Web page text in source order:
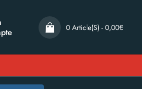
0 Article(s) - 0,00€